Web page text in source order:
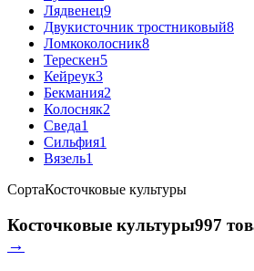
Лядвенец9
Двукисточник тростниковый8
Ломкоколосник8
Терескен5
Кейреук3
Бекмания2
Колосняк2
Сведа1
Сильфия1
Вязель1
СортаКосточковые культуры
Косточковые культуры997
→